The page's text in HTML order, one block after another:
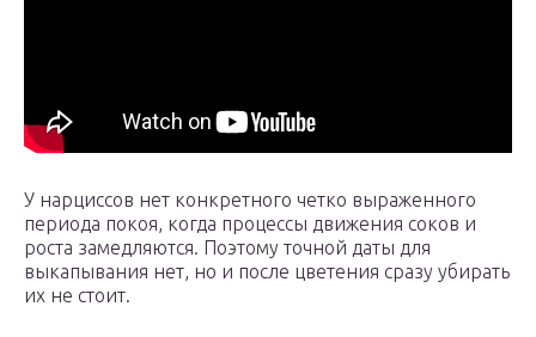
У нарциссов нет конкретного четко выраженного
периода покоя, когда процессы движения соков и
роста замедляются. Поэтому точной даты для
выкапывания нет, но и после цветения сразу убирать
их не стоит.